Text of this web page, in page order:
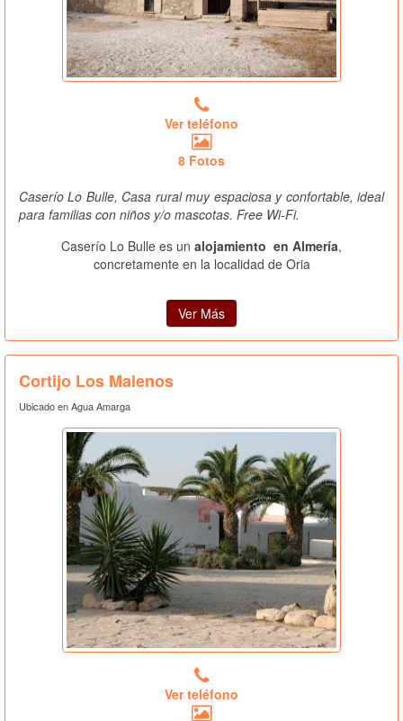
Ver teléfono
8 Fotos
Caserío Lo Bulle, Casa rural muy espaciosa y confortable, ideal
para familias con niños y/o mascotas. Free Wi-Fi.
Caserío Lo Bulle es un alojamiento en Almería,
concretamente en la localidad de Oria
Ver Más
Cortijo Los Malenos
Ubicado en Agua Amarga
Ver teléfono